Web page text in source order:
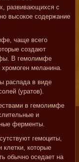
развивающихся с
высокое содержание
чаще всего
создают
В гемолимфе
меланина.
распада в виде
(уратов).
в гемолимфе
и
ферменты.
гемоциты,
которые
обычно оседает на